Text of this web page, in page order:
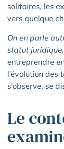
solitaires, les
vers quelque
On en parle
statut
entreprendre
l’évolution des
s’observe, se
Le